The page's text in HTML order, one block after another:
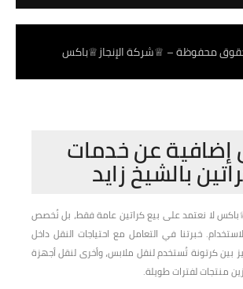
محفوظة – ♕شركة الإنجاز♕باكس
إضافية عن خدمات
بالشيخ زايد
لا نعتمد على بيع كراتين عامة فقط، بل نُخصص
خبرتنا في التعامل مع احتياجات النقل داخل
بين كرتونة تُستخدم لنقل ملابس، وأخرى لنقل أجهزة
منتجات لفترات طويلة.